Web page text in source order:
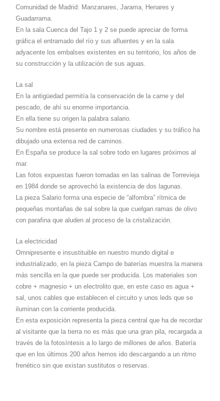
Comunidad de Madrid: Manzanares, Jarama, Henares y
Guadarrama.
En la sala Cuenca del Tajo 1 y 2 se puede apreciar de forma
gráfica el entramado del río y sus afluentes y en la sala
adyacente los embalses existentes en su territorio, los años de
su construcción y la utilización de sus aguas.
La sal
En la antigüedad permitía la conservación de la carne y del
pescado, de ahí su enorme importancia.
En ella tiene su origen la palabra salario.
Su nombre está presente en numerosas ciudades y su tráfico ha
dibujado una extensa red de caminos.
En España se produce la sal sobre todo en lugares próximos al
mar.
Las fotos expuestas fueron tomadas en las salinas de Torrevieja
en 1984 donde se aprovechó la existencia de dos lagunas.
La pieza Salario forma una especie de “alfombra” rítmica de
pequeñas montañas de sal sobre la que cuelgan ramas de olivo
con parafina que aluden al proceso de la cristalización.
La electricidad
Omnipresente e insustituible en nuestro mundo digital e
industrializado, en la pieza Campo de baterías muestra la manera
más sencilla en la que puede ser producida. Los materiales son
cobre + magnesio + un electrolito que, en este caso es agua +
sal, unos cables que establecen el circuito y unos leds que se
iluminan con la corriente producida.
En esta exposición representa la pieza central que ha de recordar
al visitante que la tierra no es más que una gran pila, recargada a
través de la fotosíntesis a lo largo de millones de años. Batería
que en los últimos 200 años hemos ido descargando a un ritmo
frenético sin que existan sustitutos o reservas.